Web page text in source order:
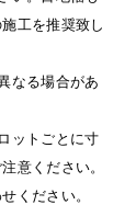
工を推奨致し
なる場合があ
ットごとに寸
意ください。
ください。